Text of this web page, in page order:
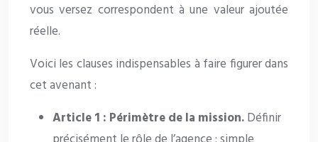
vous versez correspondent à une valeur ajoutée
réelle.
Voici les clauses indispensables à faire figurer dans
cet avenant :
Article 1 : Périmètre de la mission.Définir